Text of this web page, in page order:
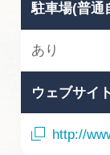
駐車場(普通
あり
ウェブサイト
http://